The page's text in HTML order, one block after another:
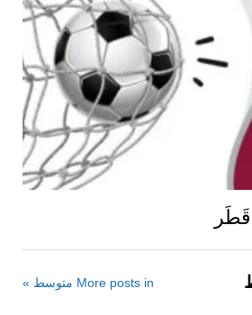
More posts in متوسط »